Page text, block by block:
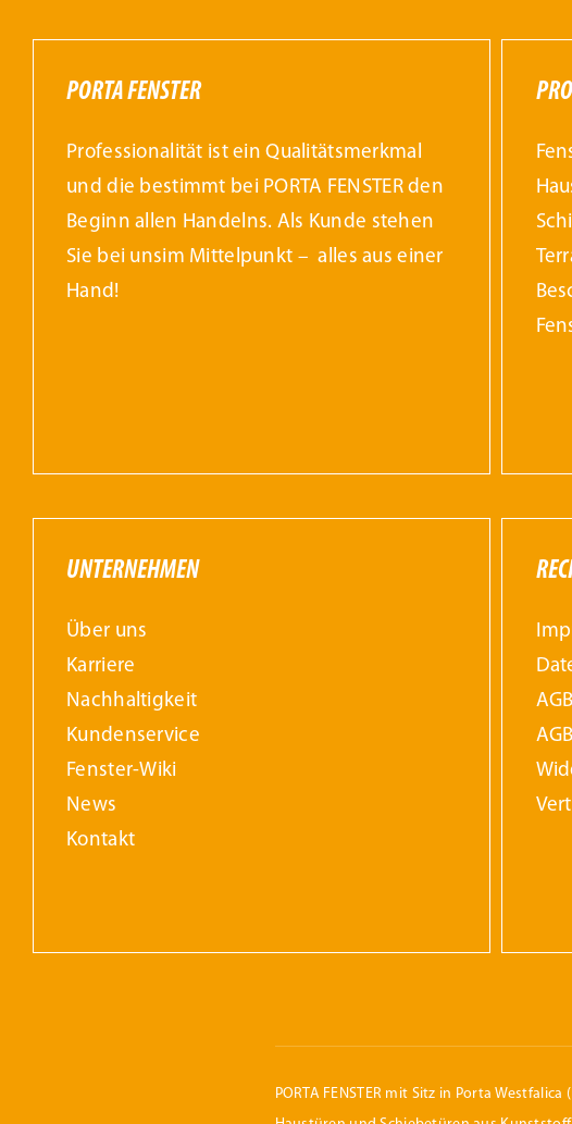
PORTA FENSTER
Professionalität ist ein Qualitätsmerkmal
und die bestimmt bei PORTA FENSTER den
Beginn allen Handelns. Als Kunde stehen
Sie bei unsim Mittelpunkt – alles aus einer
Hand!
UNTERNEHMEN
Über uns
Karriere
Nachhaltigkeit
Kundenservice
Fenster-Wiki
News
Kontakt
AGB
PORTA FENSTER mit Sitz in Porta